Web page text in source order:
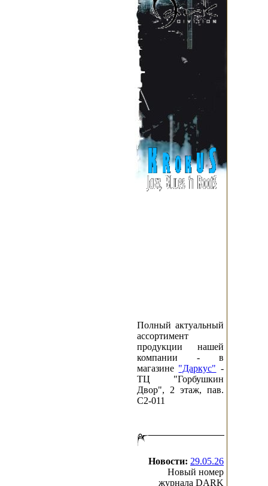
Полный актуальный
ассортимент
продукции нашей
компании - в
магазине "Даркус" -
ТЦ "Горбушкин
Двор", 2 этаж, пав.
C2-011
Новости: 29.05.26
Новый номер
журнала DARK